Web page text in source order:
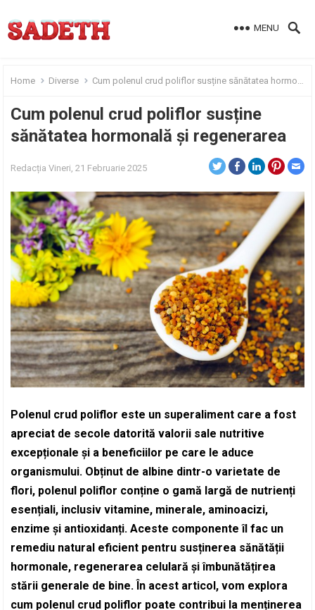
MENU
Home Diverse Cum polenul crud poliflor susține sănătatea hormonală și regenerarea
Cum polenul crud poliflor susține
sănătatea hormonală și regenerarea
Redacția Vineri, 21 Februarie 2025
Polenul crud poliflor este un superaliment care a fost
apreciat de secole datorită valorii sale nutritive
excepționale și a beneficiilor pe care le aduce
organismului. Obținut de albine dintr-o varietate de
flori, polenul poliflor conține o gamă largă de nutrienți
esențiali, inclusiv vitamine, minerale, aminoacizi,
enzime și antioxidanți. Aceste componente îl fac un
remediu natural eficient pentru susținerea sănătății
hormonale, regenerarea celulară și îmbunătățirea
stării generale de bine. În acest articol, vom explora
cum polenul crud poliflor poate contribui la menținerea